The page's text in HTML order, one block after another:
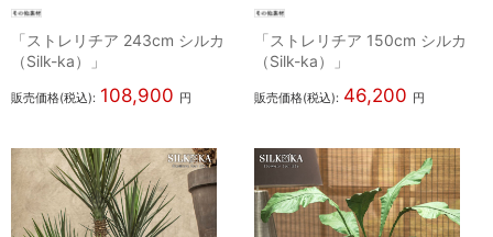
「ストレリチア 243cm シルカ
（Silk-ka）」
販売価格(税込): 108,900 円
「ストレリチア 150cm シルカ
（Silk-ka）」
販売価格(税込): 46,200 円